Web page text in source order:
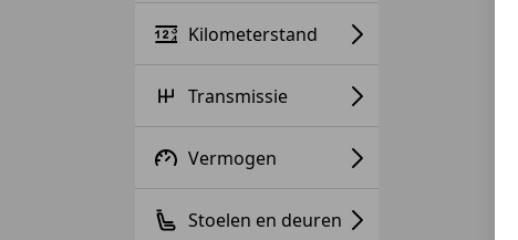
Kilometerstand
Transmissie
Vermogen
Stoelen en deuren